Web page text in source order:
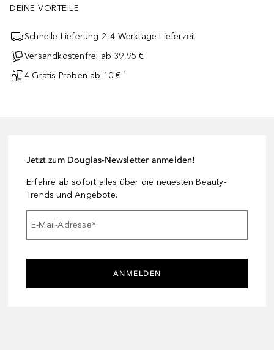
DEINE VORTEILE
Schnelle Lieferung 2–4 Werktage Lieferzeit
Versandkostenfrei ab 39,95 €
4 Gratis-Proben ab 10 € ¹
Jetzt zum Douglas-Newsletter anmelden!
Erfahre ab sofort alles über die neuesten Beauty-
Trends und Angebote.
E-Mail-Adresse*
ANMELDEN